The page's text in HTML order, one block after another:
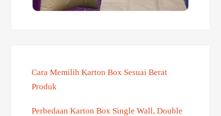
Cara Memilih Karton Box Sesuai Berat
Produk
Perbedaan Karton Box Single Wall, Double